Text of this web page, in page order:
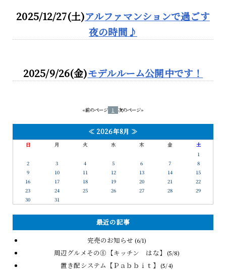
2025/12/27(土)アルファマンションで過ごす
夜の時間♪
2025/9/26(金)モデルルーム公開中です！
«前のページ 1 次のページ»
≪ 2026年8月 ≫
日 月 火 水 木 金
土
1
2
3 4 5 6 7
8
9
10 11 12 13 14
15
16
17 18 19 20 21
22
23
24 25 26 27 28
29
30
31
最近の記事
完売のお知らせ (6/1)
周辺グルメその⑧【キッチン はな】 (5/8)
置き配システム【Ｐａｂｂｉｔ】 (5/4)